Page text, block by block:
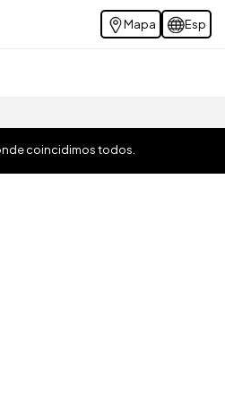
Mapa Esp
coincidimos todos.